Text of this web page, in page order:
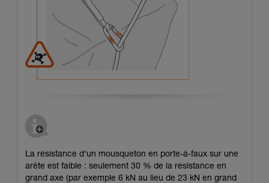
La résistance d'un mousqueton en porte-à-faux sur une
arête est faible : seulement 30 % de la résistance en
grand axe (par exemple 6 kN au lieu de 23 kN en grand